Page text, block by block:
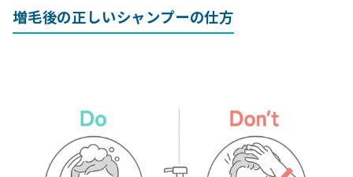
増毛後の正しいシャンプーの仕方